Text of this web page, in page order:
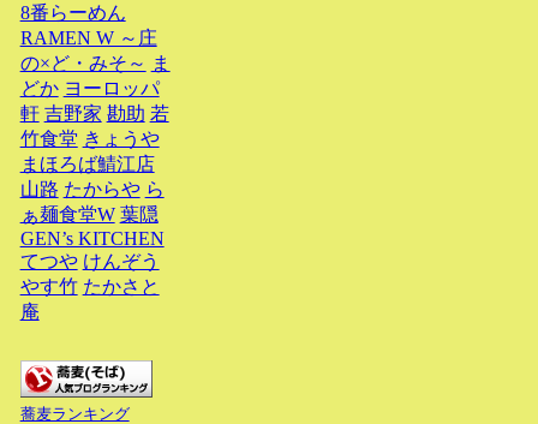
8番らーめん
RAMEN W ～庄
の×ど・みそ～ ま
どか ヨーロッパ
軒 吉野家 勘助 若
竹食堂 きょうや
まほろば鯖江店
山路 たからや ら
ぁ麺食堂W 葉隠
GEN’s KITCHEN
てつや けんぞう
やす竹 たかさと
庵
蕎麦ランキング